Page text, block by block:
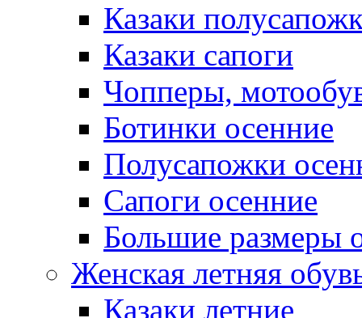
Казаки
Казаки сапоги
Чопперы,
Ботинки осенние
Полусапожки
Сапоги осенние
Большие размеры
Женская летняя
Казаки летние